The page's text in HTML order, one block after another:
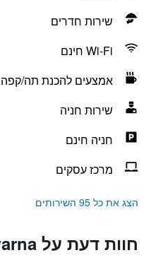
שירות חדרים
Wi-Fi חינם
אמצעים להכנת תה/קפה
שירות חניה
חניה חינם
מרכז עסקים
הצג את כל 95 השירותים
חוות דעת על Taj Swarna